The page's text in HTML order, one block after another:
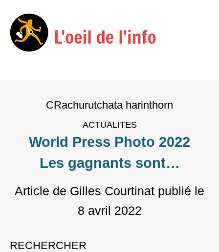
CRachurutchata harinthorn
ACTUALITES
World Press Photo 2022
Les gagnants sont…
Article de Gilles Courtinat publié le
8 avril 2022
RECHERCHER